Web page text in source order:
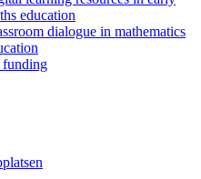
education
dialogue in mathematics
funding